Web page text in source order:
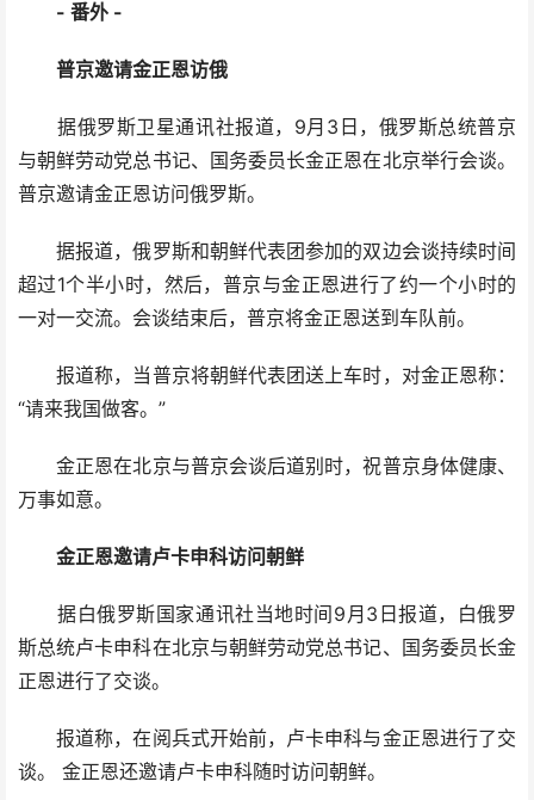
- 番外 -
普京邀请金正恩访俄
据俄罗斯卫星通讯社报道，9月3日，俄罗斯总统普京
与朝鲜劳动党总书记、国务委员长金正恩在北京举行会谈。
普京邀请金正恩访问俄罗斯。
据报道，俄罗斯和朝鲜代表团参加的双边会谈持续时间
超过1个半小时，然后，普京与金正恩进行了约一个小时的
一对一交流。会谈结束后，普京将金正恩送到车队前。
报道称，当普京将朝鲜代表团送上车时，对金正恩称：
“请来我国做客。”
金正恩在北京与普京会谈后道别时，祝普京身体健康、
万事如意。
金正恩邀请卢卡申科访问朝鲜
据白俄罗斯国家通讯社当地时间9月3日报道，白俄罗
斯总统卢卡申科在北京与朝鲜劳动党总书记、国务委员长金
正恩进行了交谈。
报道称，在阅兵式开始前，卢卡申科与金正恩进行了交
谈。 金正恩还邀请卢卡申科随时访问朝鲜。